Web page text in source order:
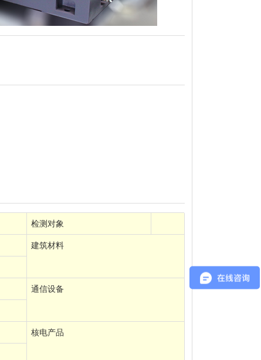
检测对象
建筑材料
通信设备
核电产品